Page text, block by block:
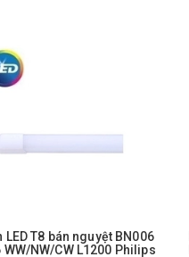
LED T8 bán nguyệt BN006
WW/NW/CW L1200 Philips